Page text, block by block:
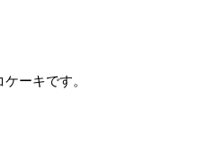
ーキです。